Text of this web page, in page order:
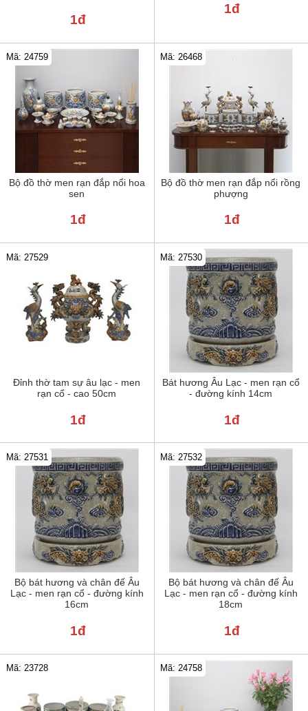
1đ
1đ
Bộ đồ thờ men rạn đắp nổi hoa
sen
Mã: 24759
1đ
Bộ đồ thờ men rạn đắp nổi rồng
phượng
Mã: 26468
1đ
Đỉnh thờ tam sự âu lạc - men
rạn cổ - cao 50cm
Mã: 27529
1đ
Bát hương Âu Lạc - men rạn cổ
- đường kính 14cm
Mã: 27530
1đ
Bộ bát hương và chân đế Âu
Lạc - men rạn cổ - đường kính
16cm
Mã: 27531
1đ
Bộ bát hương và chân đế Âu
Lạc - men rạn cổ - đường kính
18cm
Mã: 27532
1đ
Mã: 23728 Mã: 24758